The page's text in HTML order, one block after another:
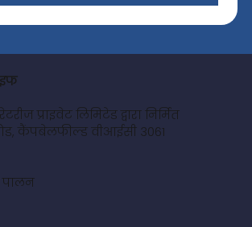
प्राइवेट लिमिटेड द्वारा निर्मित
कैंपबेलफील्ड वीआईसी 3061
पालन